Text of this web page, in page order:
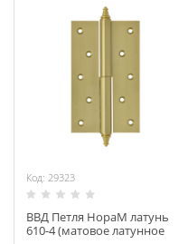
Код: 29323
ВВД Петля НораМ латунь
610-4 (матовое латунное